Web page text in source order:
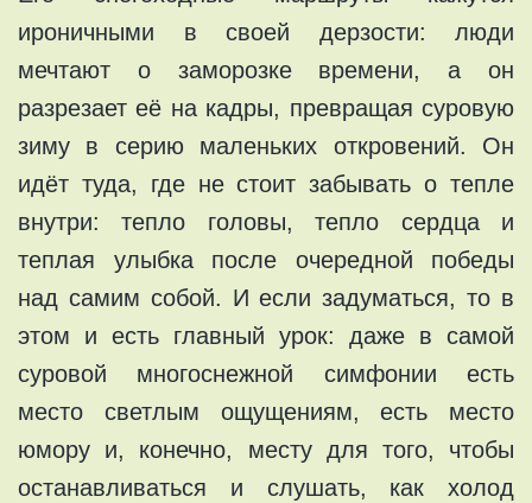
ироничными в своей дерзости: люди
мечтают о заморозке времени, а он
разрезает её на кадры, превращая суровую
зиму в серию маленьких откровений. Он
идёт туда, где не стоит забывать о тепле
внутри: тепло головы, тепло сердца и
теплая улыбка после очередной победы
над самим собой. И если задуматься, то в
этом и есть главный урок: даже в самой
суровой многоснежной симфонии есть
место светлым ощущениям, есть место
юмору и, конечно, месту для того, чтобы
останавливаться и слушать, как холод